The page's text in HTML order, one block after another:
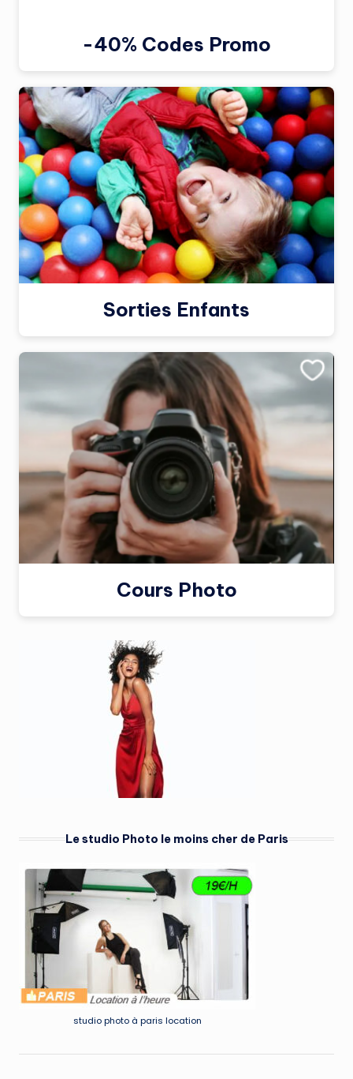
-40% Codes Promo
Sorties Enfants
Cours Photo
Le studio Photo le moins cher de Paris
studio photo à paris location